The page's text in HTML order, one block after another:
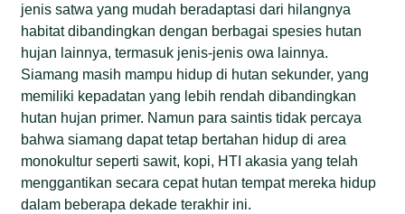
jenis satwa yang mudah beradaptasi dari hilangnya
habitat dibandingkan dengan berbagai spesies hutan
hujan lainnya, termasuk jenis-jenis owa lainnya.
Siamang masih mampu hidup di hutan sekunder, yang
memiliki kepadatan yang lebih rendah dibandingkan
hutan hujan primer. Namun para saintis tidak percaya
bahwa siamang dapat tetap bertahan hidup di area
monokultur seperti sawit, kopi, HTI akasia yang telah
menggantikan secara cepat hutan tempat mereka hidup
dalam beberapa dekade terakhir ini.